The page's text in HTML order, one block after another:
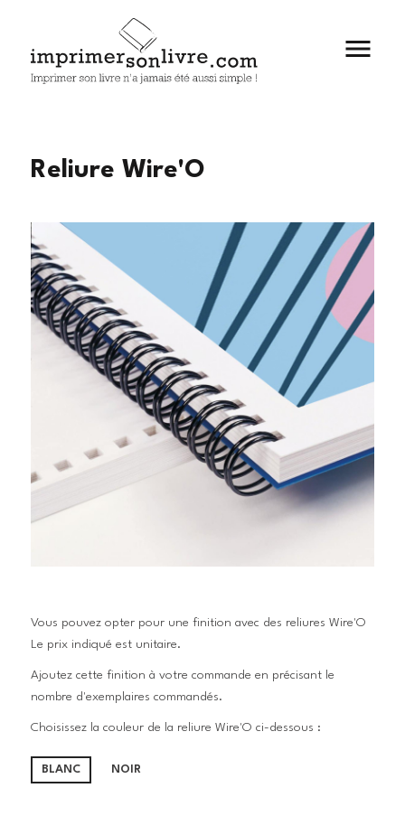

Reliure Wire'O
Vous pouvez opter pour une finition avec des reliures Wire'O
Le prix indiqué est unitaire.
Ajoutez cette finition à votre commande en précisant le
nombre d'exemplaires commandés.
Choisissez la couleur de la reliure Wire'O ci-dessous :
BLANC NOIR